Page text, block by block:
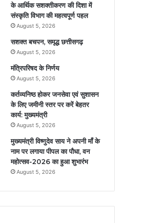
के आर्थिक सशक्तीकरण की दिशा में
संस्कृति विभाग की महत्वपूर्ण पहल
August 5, 2026
सशक्त बचपन, समृद्ध छत्तीसगढ़
August 5, 2026
मंत्रिपरिषद के निर्णय
August 5, 2026
कर्तव्यनिष्ठ होकर जनसेवा एवं सुशासन
के लिए जमीनी स्तर पर करें बेहतर
कार्य: मुख्यमंत्री
August 5, 2026
मुख्यमंत्री विष्णुदेव साय ने अपनी माँ के
नाम पर लगाया पीपल का पौधा, वन
महोत्सव-2026 का हुआ शुभारंभ
August 5, 2026